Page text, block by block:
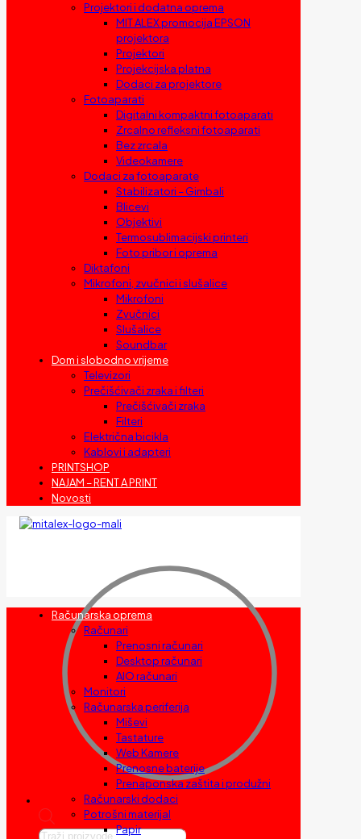
Projektori i dodatna oprema
MIT ALEX promocija EPSON
projektora
Projektori
Projekcijska platna
Dodaci za projektore
Fotoaparati
Digitalni kompaktni fotoaparati
Zrcalno refleksni fotoaparati
Bez zrcala
Videokamere
Dodaci za fotoaparate
Stabilizatori – Gimbali
Blicevi
Objektivi
Termosublimacijski printeri
Foto pribor i oprema
Diktafoni
Mikrofoni, zvučnici i slušalice
Mikrofoni
Zvučnici
Slušalice
Soundbar
Dom i slobodno vrijeme
Televizori
Prečišćivači zraka i filteri
Prečišćivači zraka
Filteri
Električna bicikla
Kablovi i adapteri
PRINTSHOP
NAJAM – RENT A PRINT
Novosti
Products
Računarska oprema
Računari
Prenosni računari
Desktop računari
AIO računari
Monitori
Računarska periferija
Miševi
Tastature
Web Kamere
Prenosne baterije
Prenaponska zaštita i produžni
Računarski dodaci
Potrošni materijal
Papir